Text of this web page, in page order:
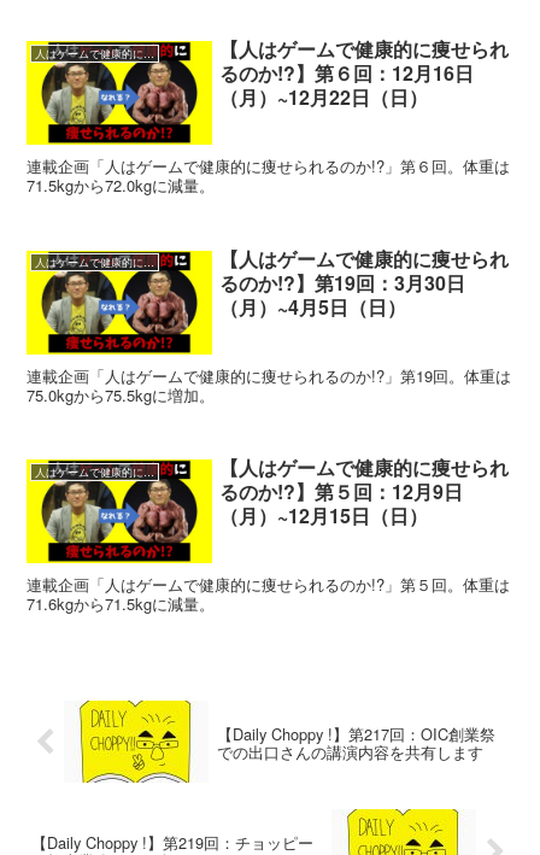
人はゲームで健康的に痩せられるのか!?
【人はゲームで健康的に痩せられ
るのか!?】第６回：12月16日
（月）~12月22日（日）
連載企画「人はゲームで健康的に痩せられるのか!?」第６回。体重は
71.5kgから72.0kgに減量。
人はゲームで健康的に痩せられるのか!?
【人はゲームで健康的に痩せられ
るのか!?】第19回：3月30日
（月）~4月5日（日）
連載企画「人はゲームで健康的に痩せられるのか!?」第19回。体重は
75.0kgから75.5kgに増加。
人はゲームで健康的に痩せられるのか!?
【人はゲームで健康的に痩せられ
るのか!?】第５回：12月9日
（月）~12月15日（日）
連載企画「人はゲームで健康的に痩せられるのか!?」第５回。体重は
71.6kgから71.5kgに減量。
【Daily Choppy !】第217回：OIC創業祭
での出口さんの講演内容を共有します
【Daily Choppy !】第219回：チョッピー